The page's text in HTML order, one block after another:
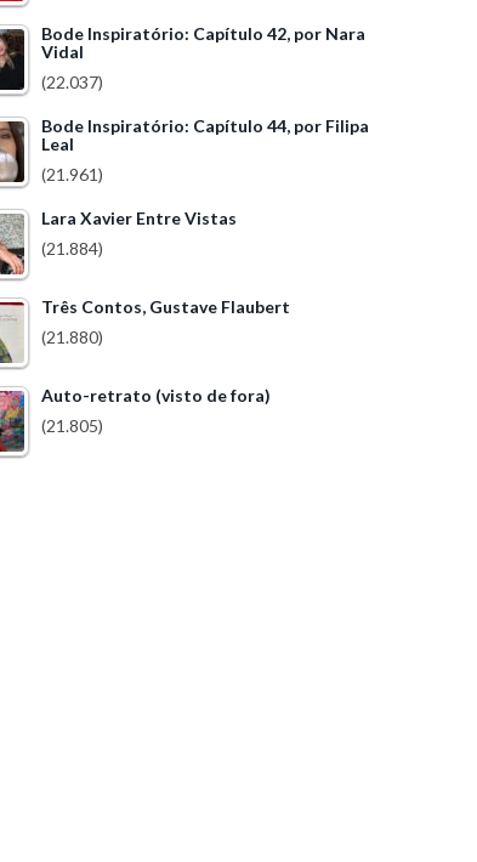
Bode Inspiratório: Capítulo 42, por Nara
Vidal
(22.037)
Bode Inspiratório: Capítulo 44, por Filipa
Leal
(21.961)
Lara Xavier Entre Vistas
(21.884)
Três Contos, Gustave Flaubert
(21.880)
Auto-retrato (visto de fora)
(21.805)